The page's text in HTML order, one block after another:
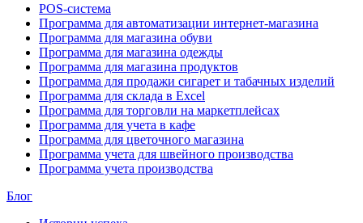
POS-система
Программа для автоматизации интернет-магазина
Программа для магазина обуви
Программа для магазина одежды
Программа для магазина продуктов
Программа для продажи сигарет и табачных изделий
Программа для склада в Excel
Программа для торговли на маркетплейсах
Программа для учета в кафе
Программа для цветочного магазина
Программа учета для швейного производства
Программа учета производства
Блог